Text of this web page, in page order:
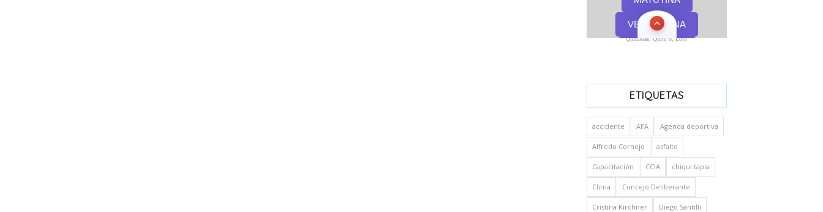
Quinielas, Quini 6, Loto
ETIQUETAS
accidente AFA Agenda deportiva
Alfredo Cornejo asfalto
Capacitación CCIA chiqui tapia
Clima Concejo Deliberante
Cristina Kirchner Diego Santilli